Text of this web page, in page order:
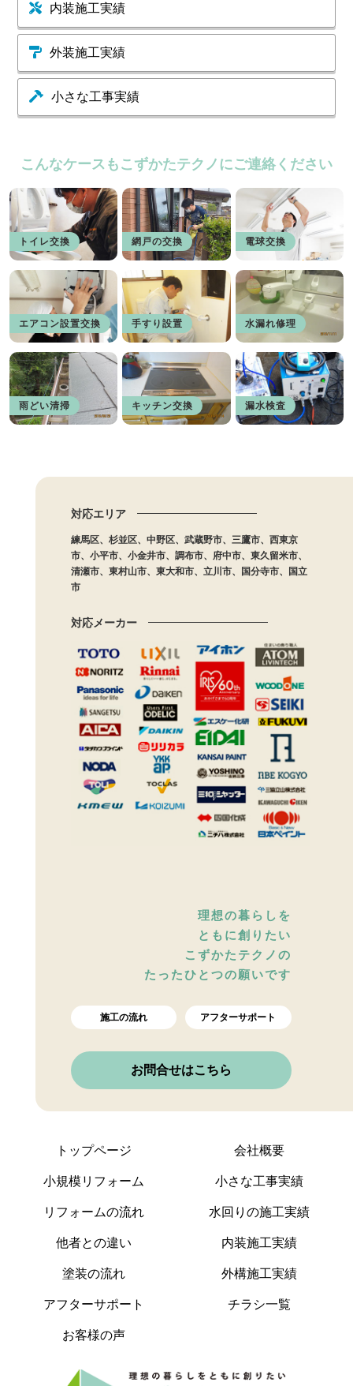
内装施工実績
外装施工実績
小さな工事実績
こんなケースもこずかたテクノにご連絡ください
トイレ交換 網戸の交換 電球交換
エアコン設置交換 手すり設置 水漏れ修理
雨どい清掃 キッチン交換 漏水検査
対応エリア
練馬区、杉並区、中野区、武蔵野市、三鷹市、西東京
市、小平市、小金井市、調布市、府中市、東久留米市、
清瀬市、東村山市、東大和市、立川市、国分寺市、国立
市
対応メーカー
理想の暮らしを
ともに創りたい
こずかたテクノの
たったひとつの願いです
施工の流れ アフターサポート
お問合せはこちら
トップページ
小規模リフォーム
リフォームの流れ
他者との違い
塗装の流れ
アフターサポート
お客様の声
会社概要
小さな工事実績
水回りの施工実績
内装施工実績
外構施工実績
チラシ一覧